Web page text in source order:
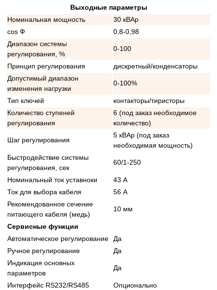
Выходные параметры
Номинальная мощность
30 кВАр
cos Ф
0,8-0,98
Диапазон системы
регулирования, %
0-100
Принцип регулирования
дискретный/конденсаторы
Допустимый диапазон
изменения нагрузки
0-100%
Тип ключей
контакторы/тиристоры
Количество ступеней
регулирования
6 (под заказ необходимое
количество)
Шаг регулирования
5 кВАр (под заказ
необходимая мощность)
Быстродействие системы
регулирования, сек
60/1-250
Номинальный ток уставноки
43 А
Ток для выбора кабеля
56 А
Рекомендованное сечение
питающего кабеля (медь)
10 мм
Сервисные функции
Автоматическое регулирование
Да
Ручное регулирование
Да
Индикация основных
параметров
Да
Интерфейс RS232/RS485
Опционально